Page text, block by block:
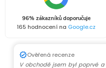
96% zákazníků doporučuje
165 hodnocení na Google.cz
Ověřená recenze
V obchodě jsem byl poprvé